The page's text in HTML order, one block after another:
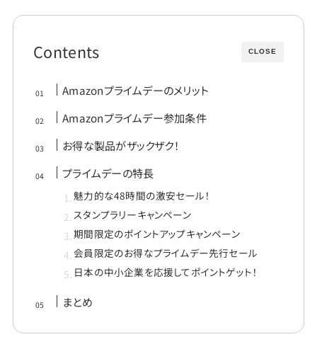
CLOSE
Contents
Amazonプライムデーのメリット
Amazonプライムデー参加条件
お得な製品がザックザク！
プライムデーの特長
魅力的な48時間の激安セール！
スタンプラリーキャンペーン
期間限定のポイントアップキャンペーン
会員限定のお得なプライムデー先行セール
日本の中小企業を応援してポイントゲット！
まとめ